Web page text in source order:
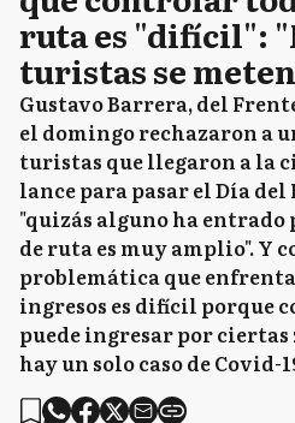
ruta es "difícil":
turistas se
Gustavo Barrera, del
el domingo rechazaron a
turistas que llegaron a la
lance para pasar el Día del
"quizás alguno ha
de ruta es muy amplio". Y
problemática que
ingresos es difícil porque
puede ingresar por ciertas
hay un solo caso de Covid-